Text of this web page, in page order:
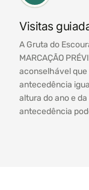
Visitas
A Gruta do
MARCAÇÃO
aconselhável
antecedência
altura do ano e
antecedência